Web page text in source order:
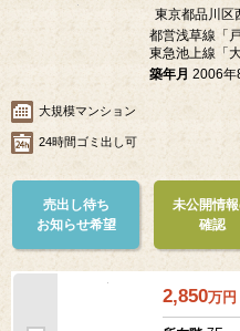
東京都品川区
都営浅草線「
東急池上線「
築年月 2006年
大規模マンション
24時間ゴミ出し可
売出し待ち
お知らせ希望
未公開情
確認
2,850万 円